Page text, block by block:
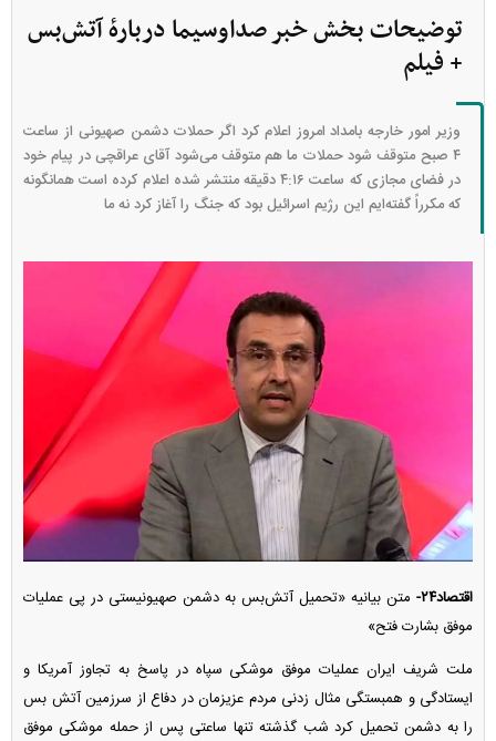
توضیحات بخش خبر صداوسیما دربارهٔ آتش‌بس
+ فیلم
وزیر امور خارجه بامداد امروز اعلام کرد اگر حملات دشمن صهیونی از ساعت
۴ صبح متوقف شود حملات ما هم متوقف می‌شود آقای عراقچی در پیام خود
در فضای مجازی که ساعت ۴:۱۶ دقیقه منتشر شده اعلام کرده است همانگونه
که مکرراً گفته‌ایم این رژیم اسرائیل بود که جنگ را آغاز کرد نه ما
اقتصاد۲۴-
متن بیانیه «تحمیل آتش‌بس به دشمن صهیونیستی در پی عملیات
موفق بشارت فتح»
ملت شریف ایران عملیات موفق موشکی سپاه در پاسخ به تجاوز آمریکا و
ایستادگی و همبستگی مثال زدنی مردم عزیزمان در دفاع از سرزمین آتش بس
را به دشمن تحمیل کرد شب گذشته تنها ساعتی پس از حمله موشکی موفق